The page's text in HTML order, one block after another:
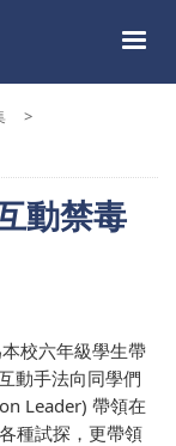
>
動禁毒
校六年級學生帶
動手法向同學們
Leader) 帶領在
種試探，更帶領